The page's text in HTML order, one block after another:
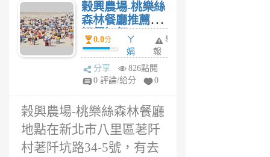
榖興農場-桃樂絲
森林餐廳推薦嗎?
評價如何?
0.0分
ㄚ
娟
6
年
舉
報
分享
826點閱
0 評論/給分
0
榖興農場-桃樂絲森林餐廳
地點在新北市八里區荖阡
村荖阡坑路34-5號，有去